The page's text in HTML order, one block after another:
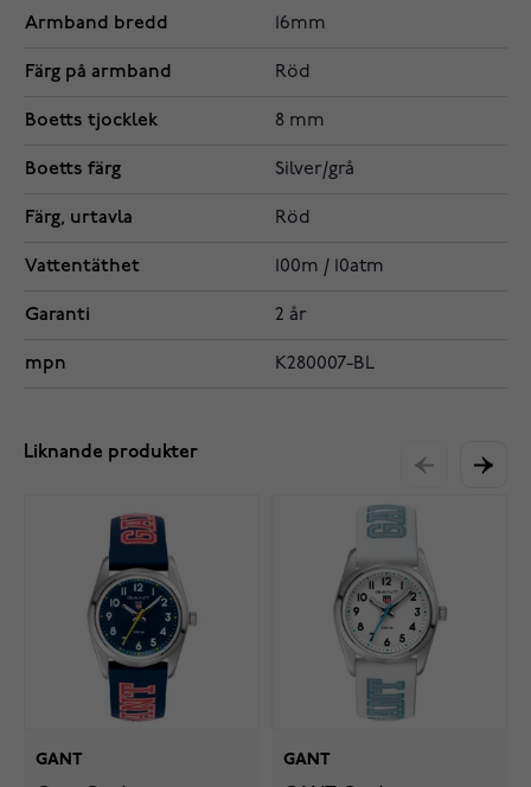
Armband bredd 16mm
Färg på armband Röd
Boetts tjocklek 8 mm
Boetts färg Silver/grå
Färg, urtavla Röd
Vattentäthet 100m / 10atm
Garanti 2 år
mpn K280007-BL
Liknande produkter
GANT GANT